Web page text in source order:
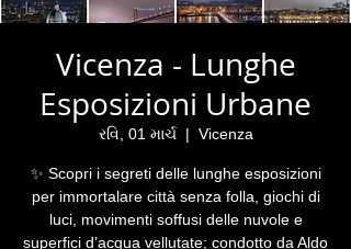
Vicenza - Lunghe
Esposizioni Urbane
રવિ, 01 માર્ચ
  |
Vicenza
✨ Scopri i segreti delle lunghe esposizioni
per immortalare città senza folla, giochi di
luci, movimenti soffusi delle nuvole e
superfici d’acqua vellutate; condotto da Aldo